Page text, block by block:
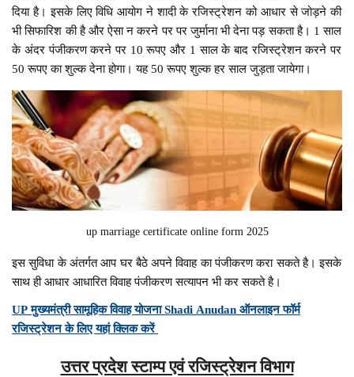
दिया है। इसके लिए विधि आयोग ने शादी के रजिस्ट्रेशन को आधार से जोड़ने की
भी सिफारिश की है और ऐसा न करने पर पर जुर्माना भी देना पड़ सकता है। 1 साल
के अंदर पंजीकरण करने पर 10 रूपए और 1 साल के बाद रजिस्ट्रेशन करने पर
50 रूपए का शुल्क देना होगा। यह 50 रूपए शुल्क हर साल जुड़ता जायेगा।
up marriage certificate online form 2025
इस सुविधा के अंतर्गत आप घर बैठे अपने विवाह का पंजीकरण करा सकते है। इसके
साथ ही आधार आधारित विवाह पंजीकरण सत्यापन भी कर सकते है।
UP मुख्यमंत्री सामूहिक विवाह योजना Shadi Anudan ऑनलाइन फॉर्म
रजिस्ट्रेशन के लिए यहां क्लिक करें
उत्तर प्रदेश स्टाम्प एवं रजिस्ट्रेशन विभाग